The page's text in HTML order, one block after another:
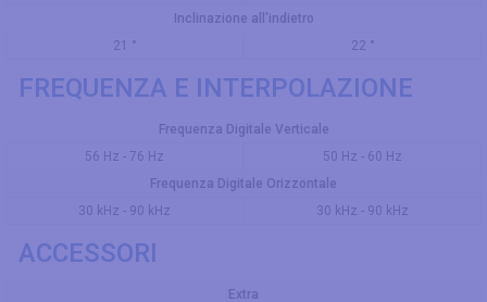
Inclinazione all'indietro
21 °
22 °
FREQUENZA E INTERPOLAZIONE
Frequenza Digitale Verticale
56 Hz - 76 Hz
50 Hz - 60 Hz
Frequenza Digitale Orizzontale
30 kHz - 90 kHz
30 kHz - 90 kHz
ACCESSORI
Extra